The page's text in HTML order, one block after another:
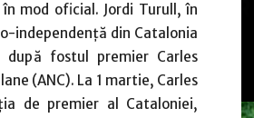
mod oficial. Jordi Turull, în
independenţă din Catalonia
fostul premier Carles
(ANC). La 1 martie, Carles
de premier al Cataloniei,